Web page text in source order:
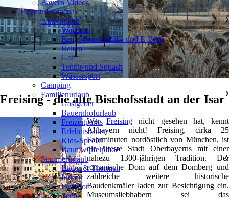
Freising - die alte Bischofsstadt an der Isar
WerFreising nicht gesehen hat, kennt
Altbayern nicht! Freising, cirka 25
Fahrminuten nordöstlich von München, ist
die älteste Stadt Oberbayerns mit einer
nahezu 1300-jährigen Tradition. Der
romanische Dom auf dem Domberg und
zahlreiche weitere historische
Baudenkmäler laden zur Besichtigung ein.
Museumsliebhabern sei das
Bayern Videos
Bayern Erleben
Aktivurlaub
❯
Wandern
Rad, Mountainbike und E-Bike
Reiten
Golf
Tennis und Squash
Wassersport
Camping
Familienurlaub
❯
Gastgeber
Bauernhofurlaub
Freizeitparks
Erlebnisbäder
Kids-Special
Baumwipfelpfade
Sommerurlaub
❯
Bäder & Thermen
Indoor
Outdoor
Seen